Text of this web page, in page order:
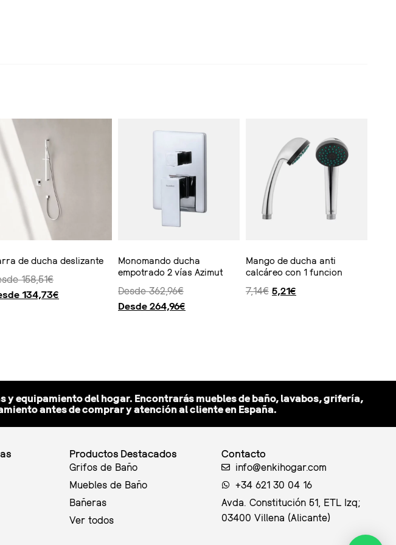
de ducha deslizante
158,51€
134,73€
Monomando ducha
empotrado 2 vías Azimut
Desde362,96€
Desde 264,96€
Mango de ducha anti
calcáreo con 1 funcion
7,14€ 5,21€
equipamiento del hogar. Encontrarás muebles de baño, lavabos, grifería,
antes de comprar y atención al cliente en España.
Productos Destacados
Grifos de Baño
Muebles de Baño
Bañeras
Ver todos
Contacto
info@enkihogar.com
+34 621 30 04 16
Avda. Constitución 51, ETL Izq;
03400 Villena (Alicante)